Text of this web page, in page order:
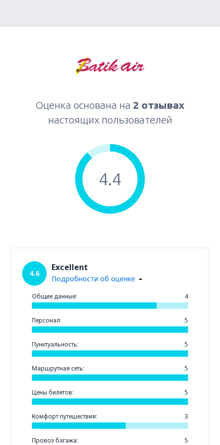
Оценка основана на 2 отзывах
настоящих пользователей
4.4
4.6
Excellent
Подробности об оценке
Общие данные: 4
Персонал: 5
Пунктуальность: 5
Маршрутная сеть: 5
Цены билетов: 5
Комфорт путешествия: 3
Провоз багажа: 5